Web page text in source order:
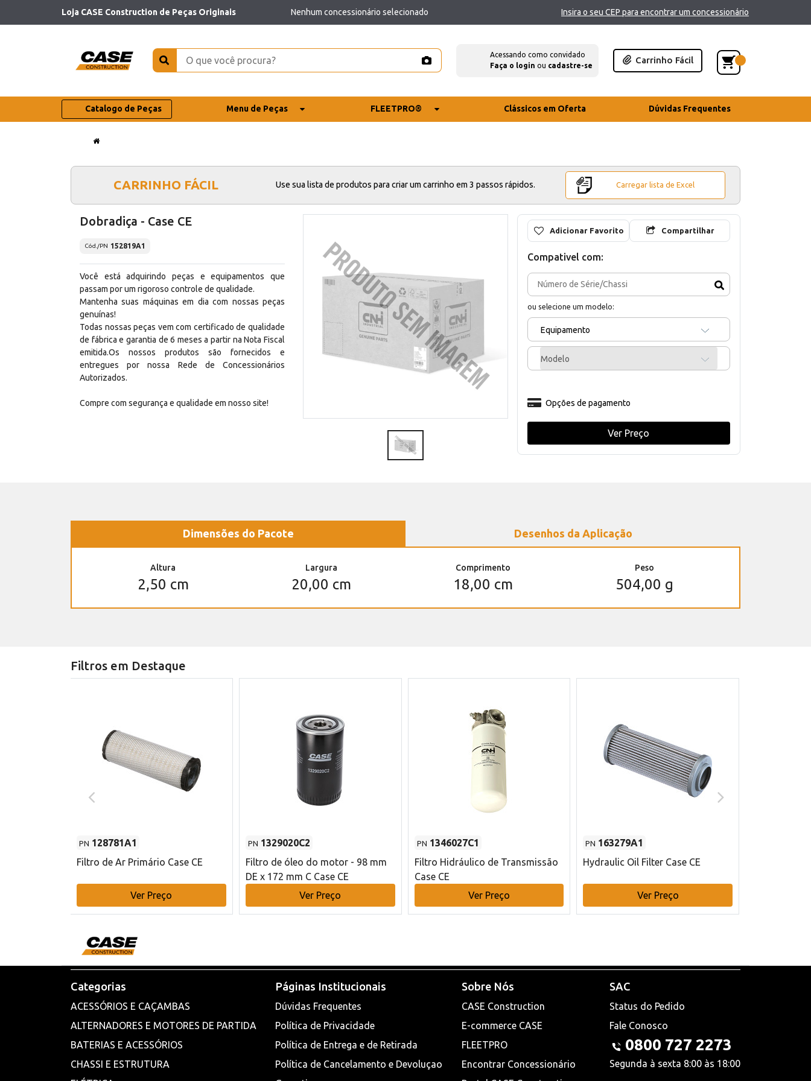
Loja CASE Construction de Peças Originais Nenhum concessionário selecionado Insira o seu CEP para encontrar um concessionário
Acessando como convidado
Faça o login ou cadastre-se
Carrinho Fácil
Catalogo de Peças Menu de Peças FLEETPRO® Clássicos em Oferta Dúvidas Frequentes
CARRINHO FÁCIL Use sua lista de produtos para criar um carrinho em 3 passos rápidos. Carregar lista de Excel
Dobradiça - Case CE
Cód./PN 152819A1
Você está adquirindo peças e equipamentos que
passam por um rigoroso controle de qualidade.
Mantenha suas máquinas em dia com nossas peças
genuínas!
Todas nossas peças vem com certificado de qualidade
de fábrica e garantia de 6 meses a partir na Nota Fiscal
emitida.Os nossos produtos são fornecidos e
entregues por nossa Rede de Concessionários
Autorizados.
Compre com segurança e qualidade em nosso site!
Adicionar Favorito Compartilhar
Compativel com:
ou selecione um modelo:
Equipamento
Modelo
Opções de pagamento
Ver Preço
Dimensões do Pacote Desenhos da Aplicação
Altura
2,50 cm
Largura
20,00 cm
Comprimento
18,00 cm
Peso
504,00 g
Filtros em Destaque
PN 128781A1
Filtro de Ar Primário Case CE
Ver Preço
PN 1329020C2
Filtro de óleo do motor - 98 mm
DE x 172 mm C Case CE
Ver Preço
PN 1346027C1
Filtro Hidráulico de Transmissão
Case CE
Ver Preço
PN 163279A1
Hydraulic Oil Filter Case CE
Ver Preço
Categorias
ACESSÓRIOS E CAÇAMBAS
ALTERNADORES E MOTORES DE PARTIDA
BATERIAS E ACESSÓRIOS
CHASSI E ESTRUTURA
Páginas Institucionais
Dúvidas Frequentes
Política de Privacidade
Política de Entrega e de Retirada
Política de Cancelamento e Devoluçao
Sobre Nós
CASE Construction
E-commerce CASE
FLEETPRO
Encontrar Concessionário
SAC
Status do Pedido
Fale Conosco
0800 727 2273
Segunda à sexta 8:00 às 18:00